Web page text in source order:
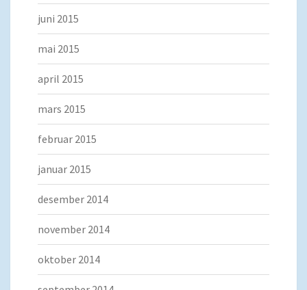
juni 2015
mai 2015
april 2015
mars 2015
februar 2015
januar 2015
desember 2014
november 2014
oktober 2014